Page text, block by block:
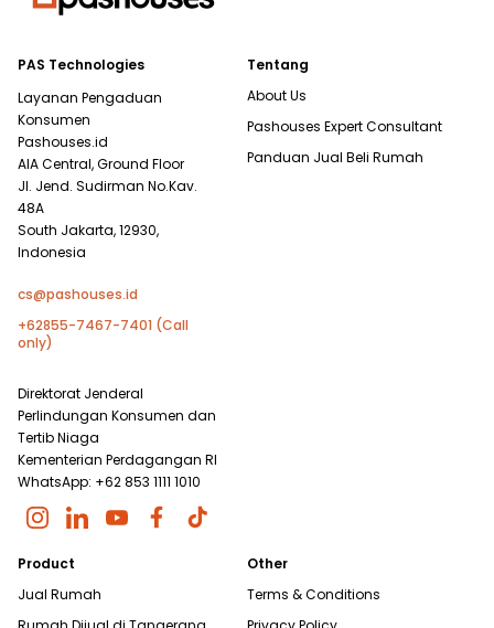
PAS Technologies
Layanan Pengaduan
Konsumen
Pashouses.id
AIA Central, Ground Floor
Jl. Jend. Sudirman No.Kav.
48A
South Jakarta, 12930,
Indonesia
cs@pashouses.id
+62855-7467-7401 (Call
only)
Direktorat Jenderal
Perlindungan Konsumen dan
Tertib Niaga
Kementerian Perdagangan RI
WhatsApp: +62 853 1111 1010
Tentang
About Us
Pashouses Expert Consultant
Panduan Jual Beli Rumah
Product
Jual Rumah
Other
Terms & Conditions